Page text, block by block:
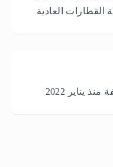
يناير 2022